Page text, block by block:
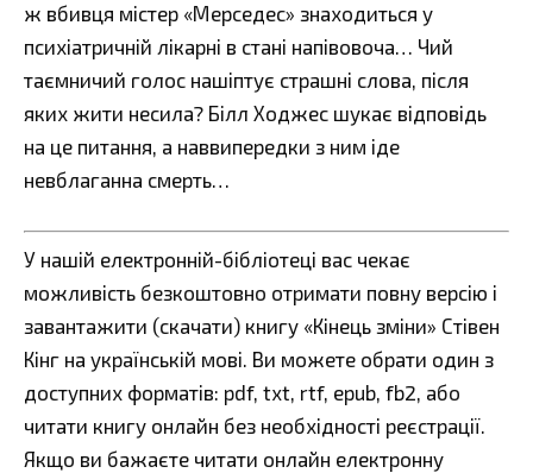
ж вбивця містер «Мерседес» знаходиться у
психіатричній лікарні в стані напівовоча… Чий
таємничий голос нашіптує страшні слова, після
яких жити несила? Білл Ходжес шукає відповідь
на це питання, а наввипередки з ним іде
невблаганна смерть…
У нашій електронній-бібліотеці вас чекає
можливість безкоштовно отримати повну версію і
завантажити (скачати) книгу «Кінець зміни» Стівен
Кінг на українській мові. Ви можете обрати один з
доступних форматів: pdf, txt, rtf, epub, fb2, або
читати книгу онлайн без необхідності реєстрації.
Якщо ви бажаєте читати онлайн електронну